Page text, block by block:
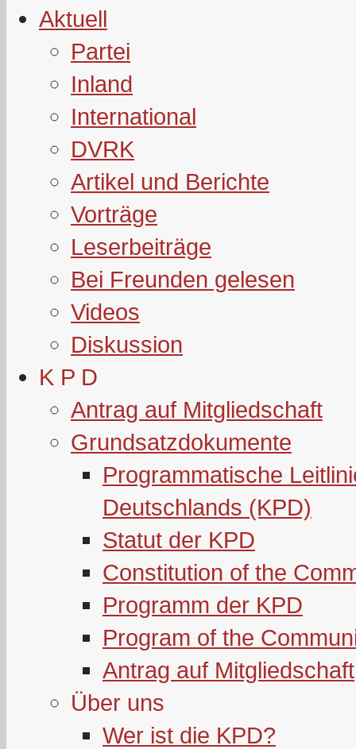
Aktuell
Partei
Inland
International
DVRK
Artikel und Berichte
Vorträge
Leserbeiträge
Bei Freunden gelesen
Videos
Diskussion
K P D
Antrag auf Mitgliedschaft
Grundsatzdokumente
Programmatische
Deutschlands (KPD)
Statut der KPD
Constitution of the
Programm der KPD
Program of the
Antrag auf Mitgliedschaft
Über uns
Wer ist die KPD?